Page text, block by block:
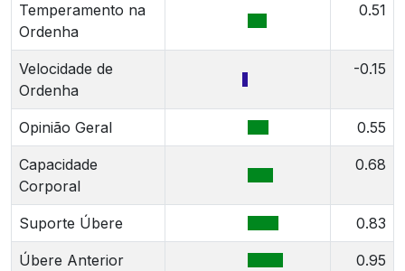
Temperamento na
Ordenha
0.51
Velocidade de
Ordenha
-0.15
Opinião Geral 0.55
Capacidade
Corporal
0.68
Suporte Úbere 0.83
Úbere Anterior 0.95